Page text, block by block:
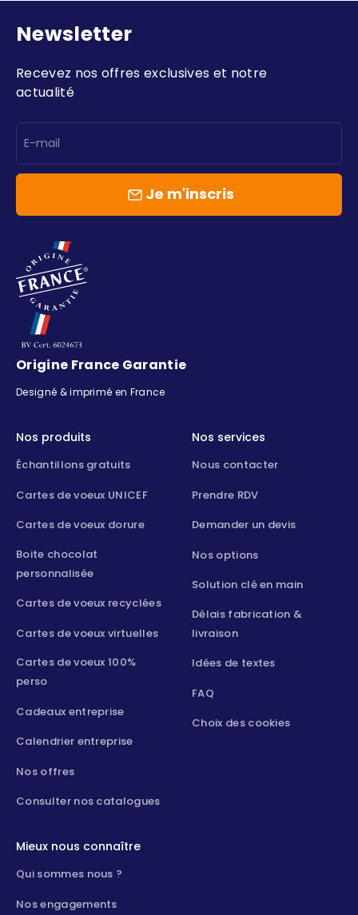
Newsletter
Recevez nos offres exclusives et notre
actualité
E-mail
Je m'inscris
Origine France Garantie
Designé & imprimé en France
Nos produits
Échantillons gratuits
Cartes de voeux UNICEF
Cartes de voeux dorure
Boite chocolat
personnalisée
Cartes de voeux recyclées
Cartes de voeux virtuelles
Cartes de voeux 100%
perso
Cadeaux entreprise
Calendrier entreprise
Nos offres
Consulter nos catalogues
Nos services
Nous contacter
Prendre RDV
Demander un devis
Nos options
Solution clé en main
Délais fabrication &
livraison
Idées de textes
FAQ
Choix des cookies
Mieux nous connaître
Qui sommes nous ?
Nos engagements